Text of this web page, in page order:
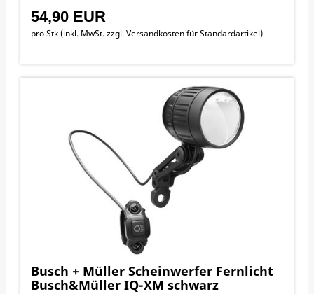
54,90 EUR
pro Stk (inkl. MwSt. zzgl.Versandkosten für Standardartikel)
Busch + Müller Scheinwerfer Fernlicht
Busch&Müller IQ-XM schwarz